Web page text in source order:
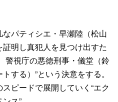
パティシエ・早瀬陸（松山
明し真犯人を見つけ出すた
警視庁の悪徳刑事・儀堂（鈴
する）”という決意をする。
ピードで展開していく“エク